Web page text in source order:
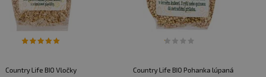
Country Life BIO Vločky
Country Life BIO Pohanka lúpaná